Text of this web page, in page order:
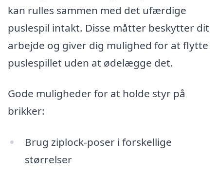
kan rulles sammen med det ufærdige
puslespil intakt. Disse måtter beskytter dit
arbejde og giver dig mulighed for at flytte
puslespillet uden at ødelægge det.
Gode muligheder for at holde styr på
brikker:
Brug ziplock-poser i forskellige
størrelser